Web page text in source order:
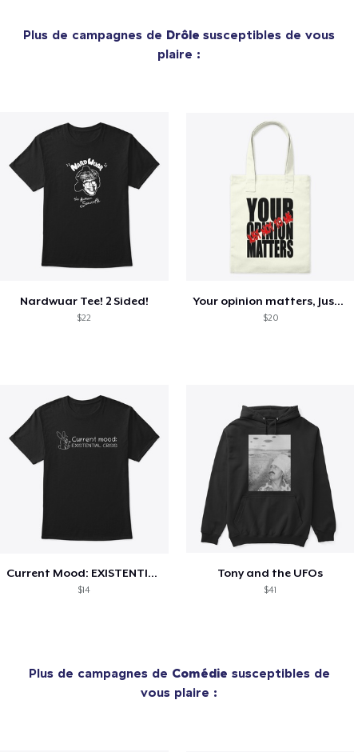
Plus de campagnes de Drôle susceptibles de vous
plaire :
Nardwuar Tee! 2 Sided!
$22
Your opinion matters, Just not to me!
$20
Current Mood: EXISTENTIAL CRISIS
$14
Tony and the UFOs
$41
Plus de campagnes de Comédie susceptibles de
vous plaire :